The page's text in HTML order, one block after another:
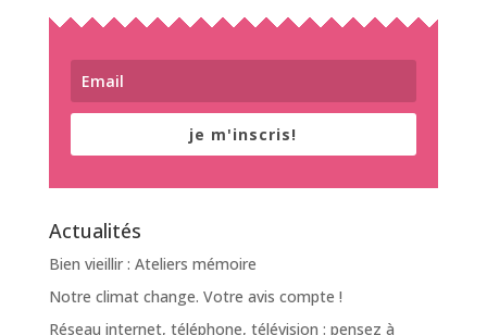
je m'inscris!
Actualités
Bien vieillir : Ateliers mémoire
Notre climat change. Votre avis compte !
Réseau internet, téléphone, télévision : pensez à